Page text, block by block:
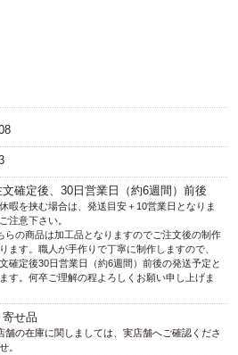
文確定後、30日営業日（約6週間）前後
暇を挟む場合は、発送目安＋10営業日となりま
注意下さい。
らの商品は加工品となりますのでご注文後の制作
ます。職人が手作りで丁寧に制作しますので、
確定後30日営業日（約6週間）前後の発送予定と
す。何卒ご理解の程よろしくお願い申し上げま
寄せ品
舗の在庫に関しましては、実店舗へご確認くださ
。